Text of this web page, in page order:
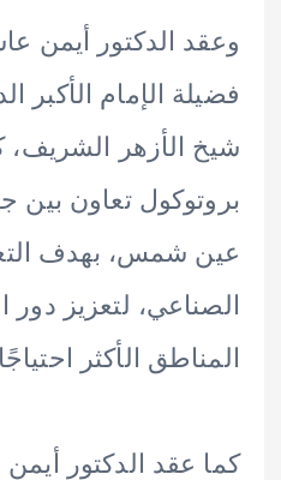
الدكتور أيمن عاشور
الإمام الأكبر الدكتور
الشريف، كما تم
تعاون بين جامعة
شمس، بهدف التعاون مع
لتعزيز دور
الأكثر احتياجًا.
الدكتور أيمن عاشور